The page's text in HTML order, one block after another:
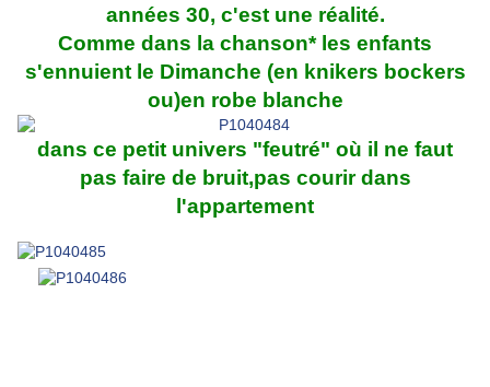
années 30, c'est une réalité.
Comme dans la chanson* les enfants
s'ennuient le Dimanche (en knikers bockers
ou)en robe blanche
dans ce petit univers "feutré" où il ne faut
pas faire de bruit,pas courir dans
l'appartement